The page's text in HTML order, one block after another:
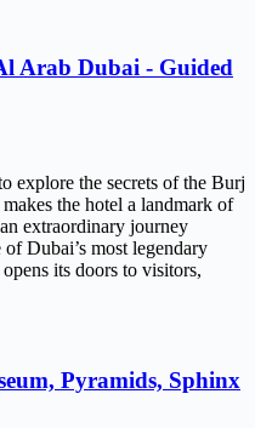
Arab Dubai - Guided
explore the secrets of the Burj
the hotel a landmark of
extraordinary journey
Dubai’s most legendary
its doors to visitors,
Pyramids, Sphinx